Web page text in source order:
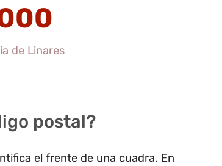
de Linares
postal?
el frente de una cuadra. En